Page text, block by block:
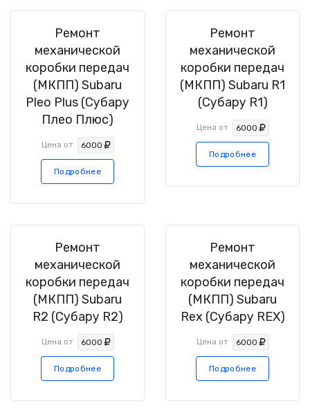
Ремонт
механической
коробки передач
(МКПП) Subaru
Pleo Plus (Субару
Плео Плюс)
Цена от 6000
Подробнее
Ремонт
механической
коробки передач
(МКПП) Subaru R1
(Субару R1)
Цена от 6000
Подробнее
Ремонт
механической
коробки передач
(МКПП) Subaru
R2 (Субару R2)
Цена от 6000
Подробнее
Ремонт
механической
коробки передач
(МКПП) Subaru
Rex (Субару REX)
Цена от 6000
Подробнее